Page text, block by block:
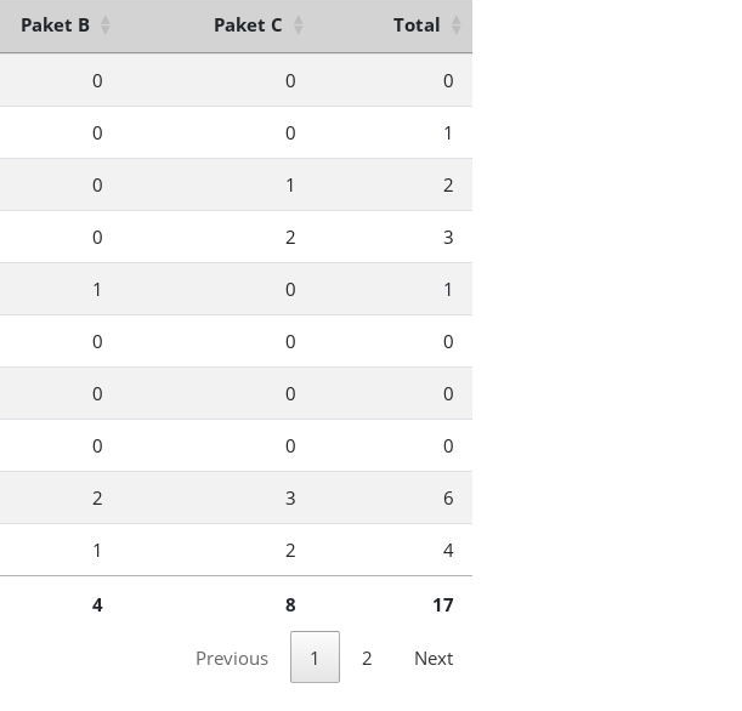
Paket B Paket C Total
0 0 0
0 0 1
0 1 2
0 2 3
1 0 1
0 0 0
0 0 0
0 0 0
2 3 6
1 2 4
4 8 17
Previous 1 2 Next